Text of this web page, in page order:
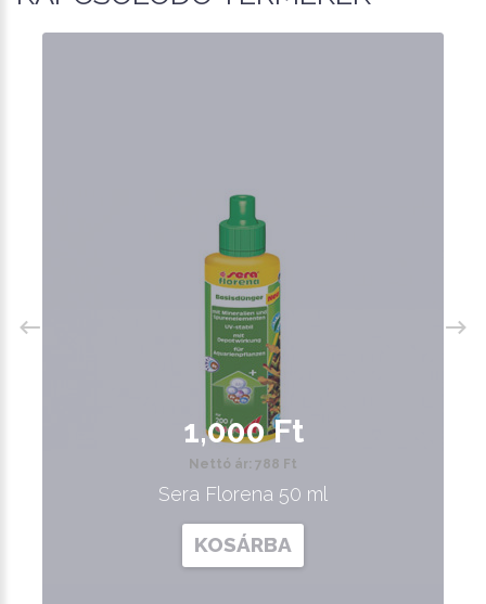
1,000 Ft
Nettó ár: 788 Ft
Sera Florena 50 ml
KOSÁRBA